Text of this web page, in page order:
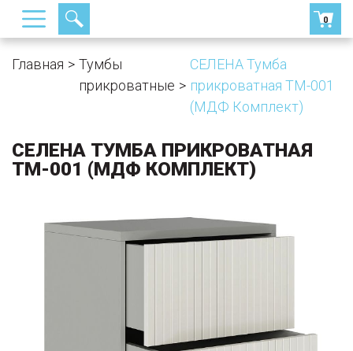
0
Главная
Тумбы
прикроватные
СЕЛЕНА Тумба
прикроватная ТМ-001
(МДФ Комплект)
СЕЛЕНА ТУМБА ПРИКРОВАТНАЯ
ТМ-001 (МДФ КОМПЛЕКТ)